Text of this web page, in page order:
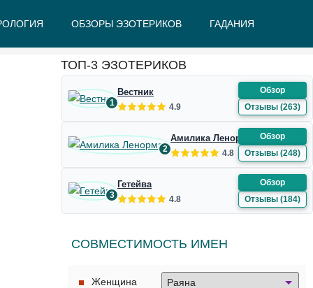
ОБЗОРЫ ЭЗОТЕРИКОВ ГАДАНИЯ
ТОП-3 ЭЗОТЕРИКОВ
1
Вестник
4.9
Обзор
Отзывы (263)
2
Амилика Ленорман
4.8
Обзор
Отзывы (248)
3
Гетейва
4.8
Обзор
Отзывы (184)
СОВМЕСТИМОСТЬ ИМЕН
Женщина